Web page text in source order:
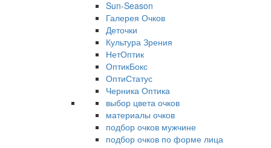
Sun-Season
Галерея Очков
Деточки
Культура Зрения
НетОптик
ОптикБокс
ОптиСтатус
Черника Оптика
выбор цвета очков
материалы очков
подбор очков мужчине
подбор очков по форме лица